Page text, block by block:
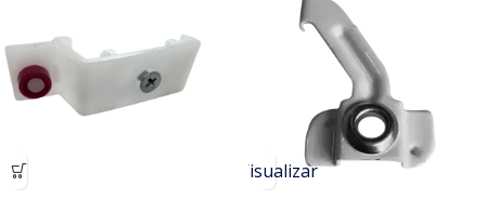
Visualizar